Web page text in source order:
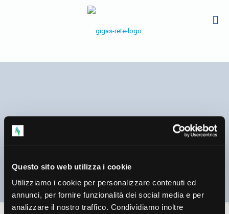
Questo sito web utilizza i cookie
Utilizziamo i cookie per personalizzare contenuti ed
annunci, per fornire funzionalità dei social media e per
analizzare il nostro traffico. Condividiamo inoltre
Informazioni agli Utenti del
Servizio di Distribuzione